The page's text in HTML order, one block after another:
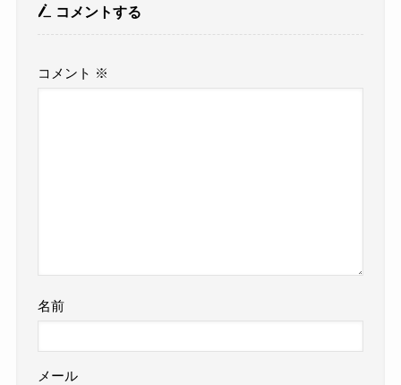
コメントする
コメント ※
名前
メール